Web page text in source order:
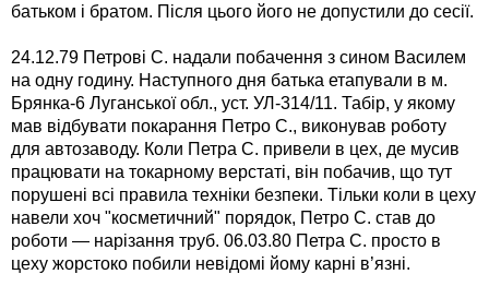
батьком і братом. Після цього його не допустили до сесії.
24.12.79 Петрові С. надали побачення з сином Василем
на одну годину. Наступного дня батька етапували в м.
Брянка-6 Луганської обл., уст. УЛ-314/11. Табір, у якому
мав відбувати покарання Петро С., виконував роботу
для автозаводу. Коли Петра С. привели в цех, де мусив
працювати на токарному верстаті, він побачив, що тут
порушені всі правила техніки безпеки. Тільки коли в цеху
навели хоч "косметичний" порядок, Петро С. став до
роботи — нарізання труб. 06.03.80 Петра С. просто в
цеху жорстоко побили невідомі йому карні в’язні.